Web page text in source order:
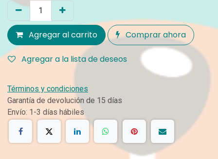
Agregar al carrito Comprar ahora
Agregar a la lista de deseos
Términos y condiciones
Garantía de devolución de 15 días
Envío: 1-3 días hábiles